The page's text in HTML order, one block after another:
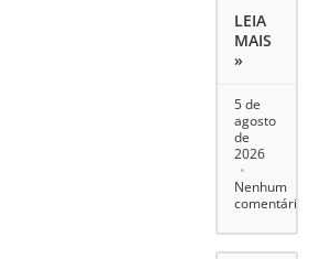
LEIA
MAIS
»
5 de
agosto
de
2026
Nenhum
comentário